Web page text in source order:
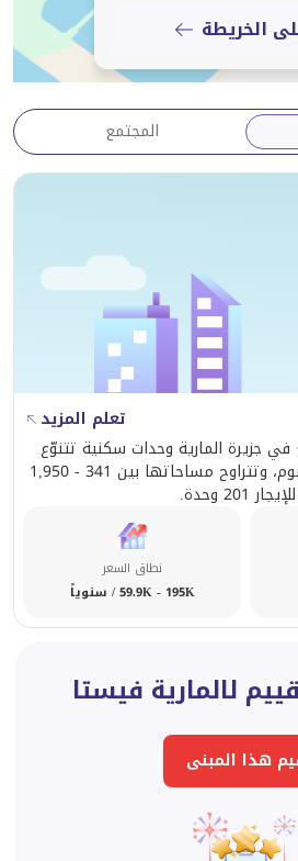
الخريطة
المجتمع
تعلم المزيد
في جزيرة المارية وحدات سكنية تتنوّع
بين استوديو إلى 3 غرف نوم، وتتراوح مساحاتها بين 341 - 1,950
وحدة.
نطاق السعر
59.9K - 195K / سنوياً
لالمارية فيستا
هذا المبنى